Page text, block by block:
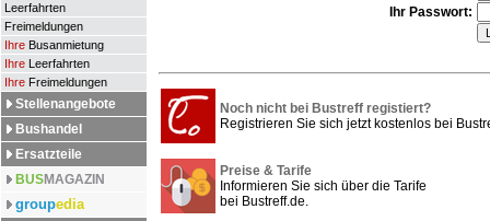
Leerfahrten
Freimeldungen
Ihre Busanmietung
Ihre Leerfahrten
Ihre Freimeldungen
Stellenangebote
Bushandel
Ersatzteile
BUSMAGAZIN
groupedia
Ihr Passwort:
Noch nicht bei Bustreff registiert?
Registrieren Sie sich jetzt kostenlos bei
Preise & Tarife
Informieren Sie sich über die Tarife
bei Bustreff.de.